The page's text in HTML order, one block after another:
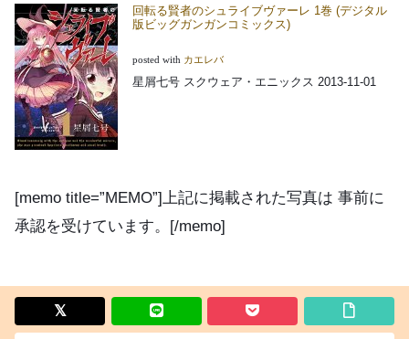
回転る賢者のシュライブヴァーレ 1巻 (デジタル
版ビッグガンガンコミックス)
posted with カエレバ
星屑七号 スクウェア・エニックス 2013-11-01
[memo title=”MEMO”]上記に掲載された写真は 事前に
承認を受けています。[/memo]